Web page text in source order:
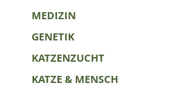
MEDIZIN
GENETIK
KATZENZUCHT
KATZE & MENSCH